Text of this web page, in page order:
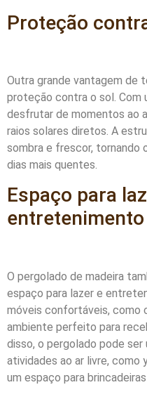
Proteção
Outra grande vantagem de
proteção contra o sol. Com
desfrutar de momentos ao
raios solares diretos. A
sombra e frescor, tornando
dias mais quentes.
Espaço para
entretenimento
O pergolado de madeira
espaço para lazer e
móveis confortáveis, como
ambiente perfeito para
disso, o pergolado pode
atividades ao ar livre, como
um espaço para